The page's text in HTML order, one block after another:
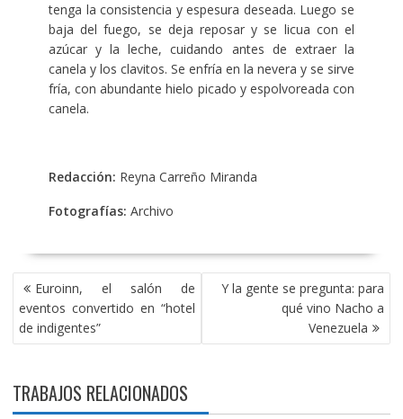
tenga la consistencia y espesura deseada. Luego se
baja del fuego, se deja reposar y se licua con el
azúcar y la leche, cuidando antes de extraer la
canela y los clavitos. Se enfría en la nevera y se sirve
fría, con abundante hielo picado y espolvoreada con
canela.
Redacción: Reyna Carreño Miranda
Fotografías: Archivo
NAVEGACIÓN
DE
ENTRADAS
Euroinn, el salón de
eventos convertido en “hotel
de indigentes”
Y la gente se pregunta: para
qué vino Nacho a
Venezuela
TRABAJOS RELACIONADOS